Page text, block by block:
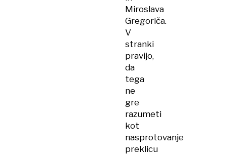
Miroslava
Gregoriča.
V
stranki
pravijo,
da
tega
ne
gre
razumeti
kot
nasprotovanje
preklicu